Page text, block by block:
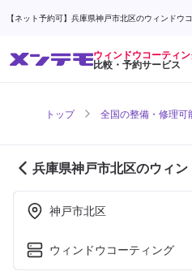
【ネット予約可】兵庫県神戸市北区のウィンド
ウィンドウコーティ
比較・予約サービス
トップ 全国の整備・修理可
兵庫県神戸市北区のウィン
ーティング対応店舗紹介
目) 神戸市北区
ウィンドウコーティング